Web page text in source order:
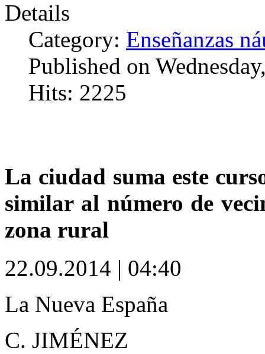
Details
Category: Enseñanzas
Published on
Hits: 2225
La ciudad suma este
similar al número de
zona rural
22.09.2014 | 04:40
La Nueva España
C. JIMÉNEZ